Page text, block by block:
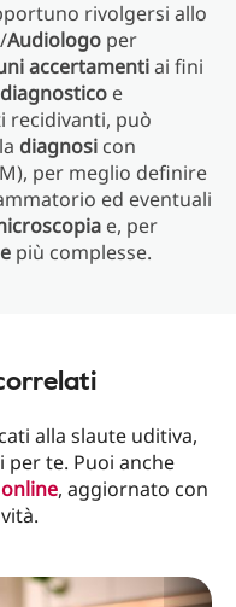
rivolgersi allo
/Audiologo per
accertamentiai fini
diagnostico e
recidivanti, può
diagnosi con
per meglio definire
ed eventuali
e, per
più complesse.
alla slaute uditiva,
te. Puoi anche
, aggiornato con